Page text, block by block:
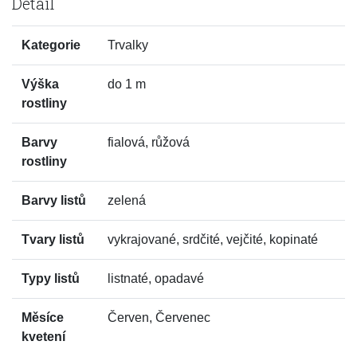
Kategorie Trvalky
Výška
rostliny
do 1 m
Barvy
rostliny
fialová, růžová
Barvy listů zelená
Tvary listů vykrajované, srdčité, vejčité, kopinaté
Typy listů listnaté, opadavé
Měsíce
kvetení
Červen, Červenec